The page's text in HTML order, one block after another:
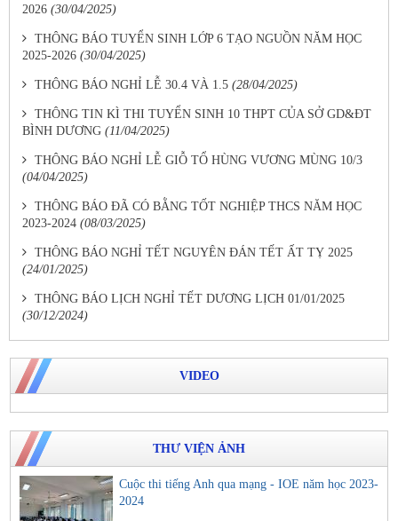
2026 (30/04/2025)
THÔNG BÁO TUYỂN SINH LỚP 6 TẠO NGUỒN NĂM HỌC
2025-2026 (30/04/2025)
THÔNG BÁO NGHỈ LỄ 30.4 VÀ 1.5 (28/04/2025)
THÔNG TIN KÌ THI TUYỂN SINH 10 THPT CỦA SỞ GD&ĐT
BÌNH DƯƠNG (11/04/2025)
THÔNG BÁO NGHỈ LỄ GIỖ TỔ HÙNG VƯƠNG MÙNG 10/3
(04/04/2025)
THÔNG BÁO ĐÃ CÓ BẰNG TỐT NGHIỆP THCS NĂM HỌC
2023-2024 (08/03/2025)
THÔNG BÁO NGHỈ TẾT NGUYÊN ĐÁN TẾT ẤT TỴ 2025
(24/01/2025)
THÔNG BÁO LỊCH NGHỈ TẾT DƯƠNG LỊCH 01/01/2025
(30/12/2024)
VIDEO
THƯ VIỆN ẢNH
Cuộc thi tiếng Anh qua mạng - IOE năm học 2023-
2024